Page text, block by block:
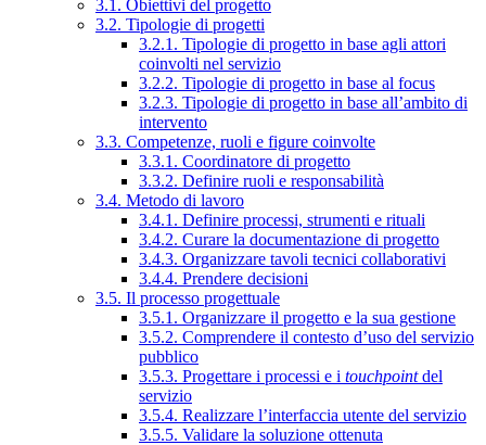
3.1. Obiettivi del progetto
3.2. Tipologie di progetti
3.2.1. Tipologie di progetto in base agli attori
coinvolti nel servizio
3.2.2. Tipologie di progetto in base al focus
3.2.3. Tipologie di progetto in base all’ambito di
intervento
3.3. Competenze, ruoli e figure coinvolte
3.3.1. Coordinatore di progetto
3.3.2. Definire ruoli e responsabilità
3.4. Metodo di lavoro
3.4.1. Definire processi, strumenti e rituali
3.4.2. Curare la documentazione di progetto
3.4.3. Organizzare tavoli tecnici collaborativi
3.4.4. Prendere decisioni
3.5. Il processo progettuale
3.5.1. Organizzare il progetto e la sua gestione
3.5.2. Comprendere il contesto d’uso del servizio
pubblico
3.5.3. Progettare i processi e i touchpointdel
servizio
3.5.4. Realizzare l’interfaccia utente del servizio
3.5.5. Validare la soluzione ottenuta